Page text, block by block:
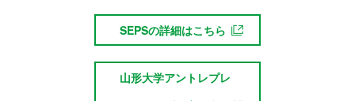
SEPSの詳細はこちら
山形大学アントレプレ